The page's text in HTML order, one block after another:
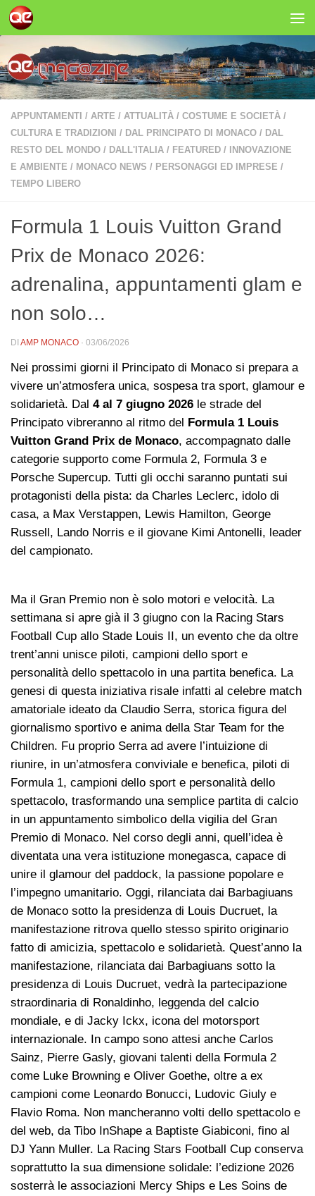
Salta al contenuto
APPUNTAMENTI / ARTE / ATTUALITÀ / COSTUME E SOCIETÀ /
CULTURA E TRADIZIONI
/ DAL PRINCIPATO DI MONACO / DAL
RESTO DEL MONDO / DALL'ITALIA / FEATURED /
INNOVAZIONE
E AMBIENTE / MONACO NEWS / PERSONAGGI ED IMPRESE /
TEMPO LIBERO
Formula 1 Louis Vuitton Grand
Prix de Monaco 2026:
adrenalina, appuntamenti glam e
non solo…
DI AMP MONACO · 03/06/2026
Nei prossimi giorni il Principato di Monaco si prepara a
vivere un’atmosfera unica, sospesa tra sport, glamour e
solidarietà. Dal 4 al 7 giugno 2026 le strade del
Principato vibreranno al ritmo del
Formula 1 Louis
Vuitton Grand Prix de Monaco, accompagnato dalle
categorie supporto come Formula 2, Formula 3 e
Porsche Supercup. Tutti gli occhi saranno puntati sui
protagonisti della pista: da Charles Leclerc, idolo di
casa, a Max Verstappen, Lewis Hamilton, George
Russell, Lando Norris e il giovane Kimi Antonelli, leader
del campionato.
Ma il Gran Premio non è solo motori e velocità. La
settimana si apre già il 3 giugno con la Racing Stars
Football Cup allo Stade Louis II, un evento che da oltre
trent’anni unisce piloti, campioni dello sport e
personalità dello spettacolo in una partita benefica. La
genesi di questa iniziativa risale infatti al celebre match
amatoriale ideato da Claudio Serra, storica figura del
giornalismo sportivo e anima della Star Team for the
Children. Fu proprio Serra ad avere l’intuizione di
riunire, in un’atmosfera conviviale e benefica, piloti di
Formula 1, campioni dello sport e personalità dello
spettacolo, trasformando una semplice partita di calcio
in un appuntamento simbolico della vigilia del Gran
Premio di Monaco. Nel corso degli anni, quell’idea è
diventata una vera istituzione monegasca, capace di
unire il glamour del paddock, la passione popolare e
l’impegno umanitario. Oggi, rilanciata dai Barbagiuans
de Monaco sotto la presidenza di Louis Ducruet, la
manifestazione ritrova quello stesso spirito originario
fatto di amicizia, spettacolo e solidarietà. Quest’anno la
manifestazione, rilanciata dai Barbagiuans sotto la
presidenza di Louis Ducruet, vedrà la partecipazione
straordinaria di Ronaldinho, leggenda del calcio
mondiale, e di Jacky Ickx, icona del motorsport
internazionale. In campo sono attesi anche Carlos
Sainz, Pierre Gasly, giovani talenti della Formula 2
come Luke Browning e Oliver Goethe, oltre a ex
campioni come Leonardo Bonucci, Ludovic Giuly e
Flavio Roma. Non mancheranno volti dello spettacolo e
del web, da Tibo InShape a Baptiste Giabiconi, fino al
DJ Yann Muller. La Racing Stars Football Cup conserva
soprattutto la sua dimensione solidale: l’edizione 2026
sosterrà le associazioni Mercy Ships e Les Soins de